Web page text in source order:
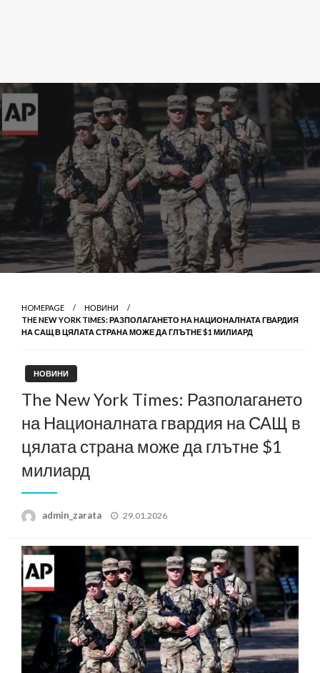
HOMEPAGE
НОВИНИ
THE NEW YORK TIMES: РАЗПОЛАГАНЕТО НА НАЦИОНАЛНАТА ГВАРДИЯ
НА САЩ В ЦЯЛАТА СТРАНА МОЖЕ ДА ГЛЪТНЕ $1 МИЛИАРД
НОВИНИ
The New York Times: Разполагането
на Националната гвардия на САЩ в
цялата страна може да глътне $1
милиард
admin_zarata
Posted
29.01.2026